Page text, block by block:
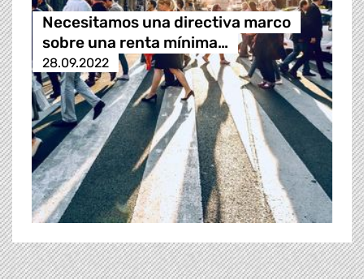
Necesitamos una directiva marco
sobre una renta mínima…
28.09.2022